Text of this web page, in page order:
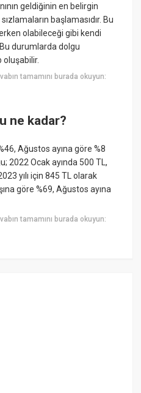
geldiğinin en belirgin
başlamasıdır. Bu
olabileceği gibi kendi
durumlarda dolgu
oluşabilir.
tamamını burada okuyun:
ne kadar?
Ağustos ayına göre %8
2022 Ocak ayında 500 TL,
yılı için 845 TL olarak
göre %69, Ağustos ayına
tamamını burada okuyun: